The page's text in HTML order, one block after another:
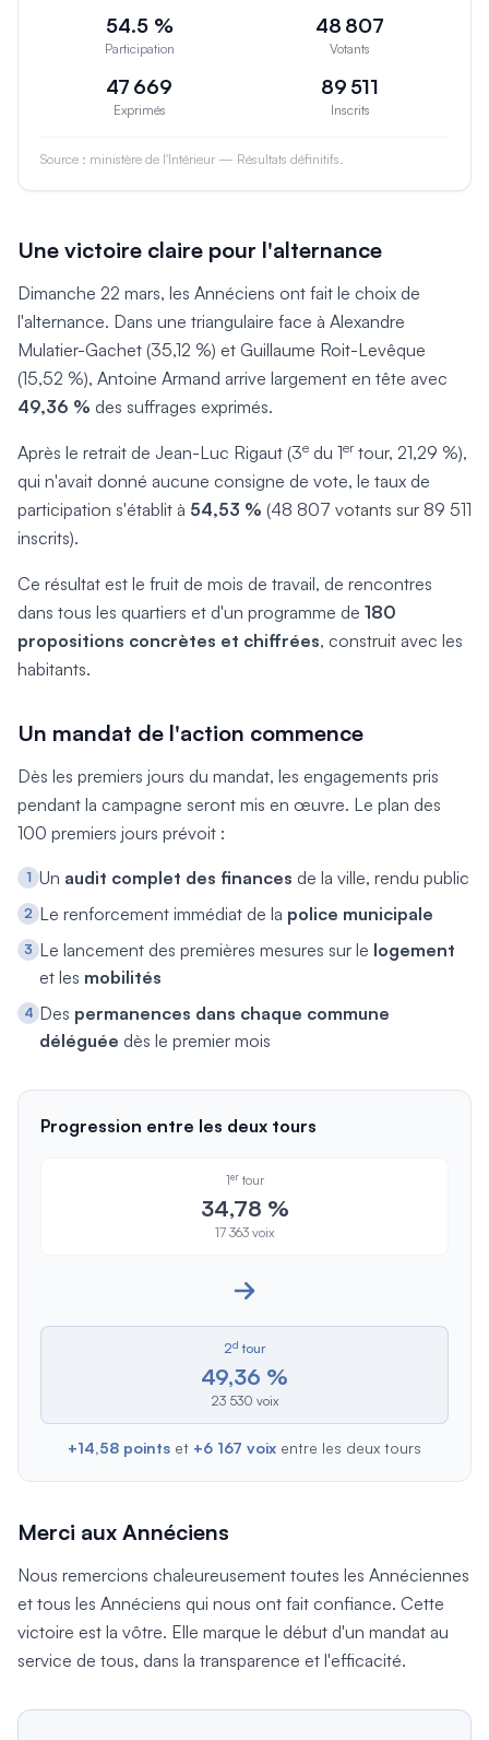
54.5%
Participation
48 807
Votants
47 669
Exprimés
89 511
Inscrits
Source : ministère de l'Intérieur — Résultats définitifs.
Une victoire claire pour l'alternance
Dimanche 22 mars, les Annéciens ont fait le choix de
l'alternance. Dans une triangulaire face à Alexandre
Mulatier-Gachet (35,12 %) et Guillaume Roit-Levêque
(15,52 %), Antoine Armand arrive largement en tête avec
49,36 % des suffrages exprimés.
Après le retrait de Jean-Luc Rigaut (3e du 1er tour, 21,29 %),
qui n'avait donné aucune consigne de vote, le taux de
participation s'établit à 54,53 % (48 807 votants sur 89 511
inscrits).
Ce résultat est le fruit de mois de travail, de rencontres
dans tous les quartiers et d'un programme de 180
propositions concrètes et chiffrées, construit avec les
habitants.
Un mandat de l'action commence
Dès les premiers jours du mandat, les engagements pris
pendant la campagne seront mis en œuvre. Le plan des
100 premiers jours prévoit :
1 Un audit complet des finances de la ville, rendu public
2 Le renforcement immédiat de la police municipale
3 Le lancement des premières mesures sur le logement
et les mobilités
4 Des permanences dans chaque commune
déléguée dès le premier mois
Progression entre les deux tours
1ertour
34,78 %
17 363 voix
2d tour
49,36 %
23 530 voix
+14,58 points et +6 167 voix entre les deux tours
Merci aux Annéciens
Nous remercions chaleureusement toutes les Annéciennes
et tous les Annéciens qui nous ont fait confiance. Cette
victoire est la vôtre. Elle marque le début d'un mandat au
service de tous, dans la transparence et l'efficacité.